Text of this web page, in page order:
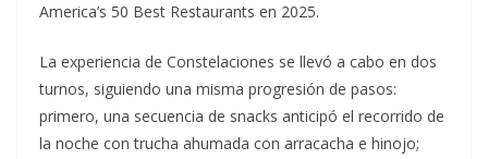
America’s 50 Best Restaurants en 2025.
La experiencia de Constelaciones se llevó a cabo en dos
turnos, siguiendo una misma progresión de pasos:
primero, una secuencia de snacks anticipó el recorrido de
la noche con trucha ahumada con arracacha e hinojo;